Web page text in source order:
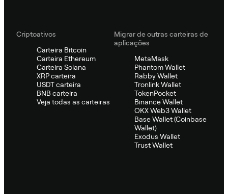
Criptoativos
Carteira Bitcoin
Carteira Ethereum
Carteira Solana
XRP carteira
USDT carteira
BNB carteira
Veja todas as carteiras
Migrar de outras carteiras de
aplicações
MetaMask
Phantom Wallet
Rabby Wallet
Tronlink Wallet
TokenPocket
Binance Wallet
OKX Web3 Wallet
Base Wallet (Coinbase
Wallet)
Exodus Wallet
Trust Wallet